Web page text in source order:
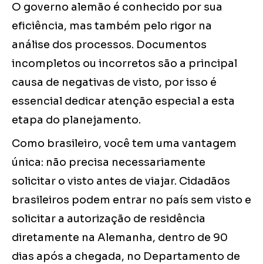
O governo alemão é conhecido por sua
eficiência, mas também pelo rigor na
análise dos processos. Documentos
incompletos ou incorretos são a principal
causa de negativas de visto, por isso é
essencial dedicar atenção especial a esta
etapa do planejamento.
Como brasileiro, você tem uma vantagem
única: não precisa necessariamente
solicitar o visto antes de viajar. Cidadãos
brasileiros podem entrar no país sem visto e
solicitar a autorização de residência
diretamente na Alemanha, dentro de 90
dias após a chegada, no Departamento de